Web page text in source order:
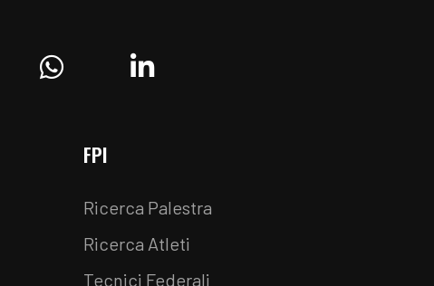
FPI
Ricerca Palestra
Ricerca Atleti
Tecnici Federali